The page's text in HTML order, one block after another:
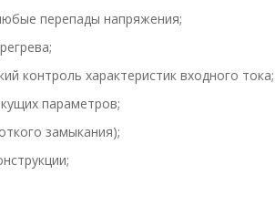
перепады напряжения;
контроль характеристик входного тока;
параметров;
замыкания);